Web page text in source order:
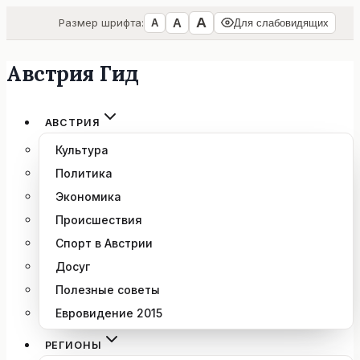
Размер шрифта: А А А Для слабовидящих
Перейти
содержимому
Австрия Гид
АВСТРИЯ
Культура
Политика
Экономика
Происшествия
Спорт в Австрии
Досуг
Полезные советы
Евровидение 2015
РЕГИОНЫ